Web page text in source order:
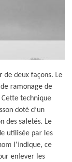
de deux façons. Le
ramonage de
technique
doté d’un
des saletés. Le
utilisée par les
l’indique, ce
enlever les